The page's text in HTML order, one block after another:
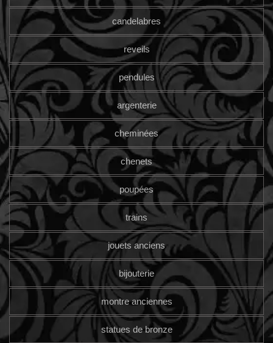
candelabres
reveils
pendules
argenterie
cheminées
chenets
poupées
trains
jouets anciens
bijouterie
montre anciennes
statues de bronze